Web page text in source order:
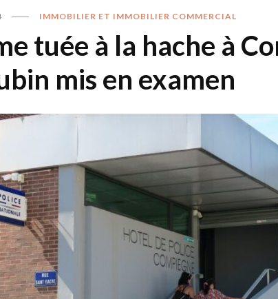
IMMOBILIER ET IMMOBILIER COMMERCIAL
tuée à la hache à
mis en examen